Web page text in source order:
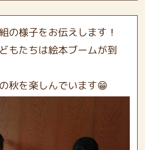
の様子をお伝えします！
もたちは絵本ブームが到
秋を楽しんでいます😁